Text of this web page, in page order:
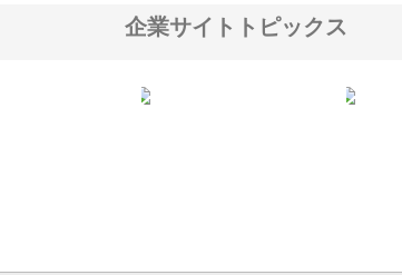
企業サイトトピックス